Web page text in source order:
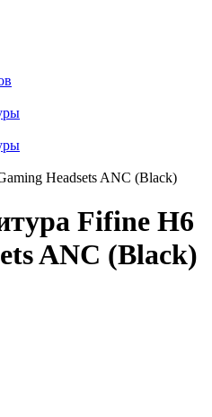
Headsets ANC (Black)
Fifine H6
ANC (Black)